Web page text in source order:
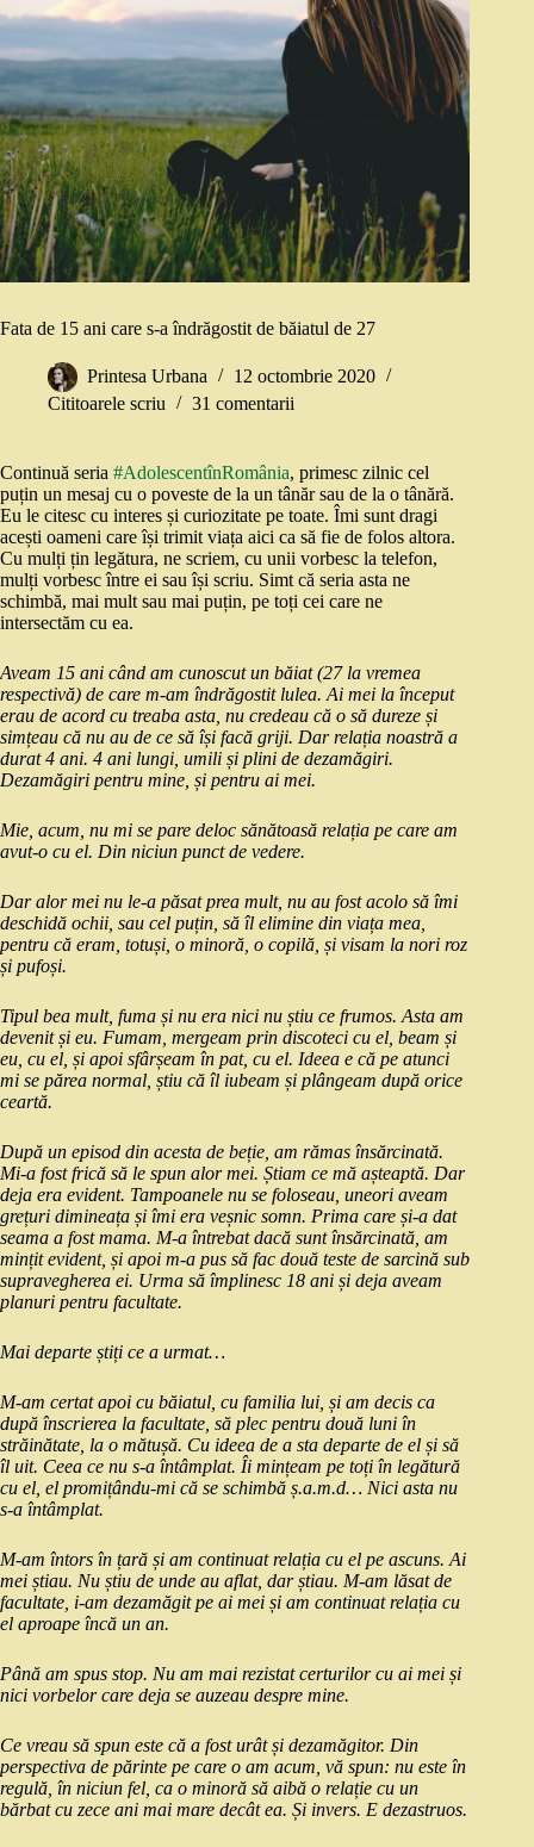
Fata de 15 ani care s-a îndrăgostit de băiatul de 27
Printesa Urbana
12 octombrie 2020
Cititoarele scriu
31 comentarii
Continuă seria #AdolescentînRomânia, primesc zilnic cel
puțin un mesaj cu o poveste de la un tânăr sau de la o tânără.
Eu le citesc cu interes și curiozitate pe toate. Îmi sunt dragi
acești oameni care își trimit viața aici ca să fie de folos altora.
Cu mulți țin legătura, ne scriem, cu unii vorbesc la telefon,
mulți vorbesc între ei sau își scriu. Simt că seria asta ne
schimbă, mai mult sau mai puțin, pe toți cei care ne
intersectăm cu ea.
Aveam 15 ani când am cunoscut un băiat (27 la vremea
respectivă) de care m-am îndrăgostit lulea. Ai mei la început
erau de acord cu treaba asta, nu credeau că o să dureze și
simțeau că nu au de ce să își facă griji. Dar relația noastră a
durat 4 ani. 4 ani lungi, umili și plini de dezamăgiri.
Dezamăgiri pentru mine, și pentru ai mei.
Mie, acum, nu mi se pare deloc sănătoasă relația pe care am
avut-o cu el. Din niciun punct de vedere.
Dar alor mei nu le-a păsat prea mult, nu au fost acolo să îmi
deschidă ochii, sau cel puțin, să îl elimine din viața mea,
pentru că eram, totuși, o minoră, o copilă, și visam la nori roz
și pufoși.
Tipul bea mult, fuma și nu era nici nu știu ce frumos. Asta am
devenit și eu. Fumam, mergeam prin discoteci cu el, beam și
eu, cu el, și apoi sfârșeam în pat, cu el. Ideea e că pe atunci
mi se părea normal, știu că îl iubeam și plângeam după orice
ceartă.
După un episod din acesta de beție, am rămas însărcinată.
Mi-a fost frică să le spun alor mei. Știam ce mă așteaptă. Dar
deja era evident. Tampoanele nu se foloseau, uneori aveam
grețuri dimineața și îmi era veșnic somn. Prima care și-a dat
seama a fost mama. M-a întrebat dacă sunt însărcinată, am
mințit evident, și apoi m-a pus să fac două teste de sarcină sub
supravegherea ei. Urma să împlinesc 18 ani și deja aveam
planuri pentru facultate.
Mai departe știți ce a urmat…
M-am certat apoi cu băiatul, cu familia lui, și am decis ca
după înscrierea la facultate, să plec pentru două luni în
străinătate, la o mătușă. Cu ideea de a sta departe de el și să
îl uit. Ceea ce nu s-a întâmplat. Îi mințeam pe toți în legătură
cu el, el promițându-mi că se schimbă ș.a.m.d… Nici asta nu
s-a întâmplat.
M-am întors în țară și am continuat relația cu el pe ascuns. Ai
mei știau. Nu știu de unde au aflat, dar știau. M-am lăsat de
facultate, i-am dezamăgit pe ai mei și am continuat relația cu
el aproape încă un an.
Până am spus stop. Nu am mai rezistat certurilor cu ai mei și
nici vorbelor care deja se auzeau despre mine.
Ce vreau să spun este că a fost urât și dezamăgitor. Din
perspectiva de părinte pe care o am acum, vă spun: nu este în
regulă, în niciun fel, ca o minoră să aibă o relație cu un
bărbat cu zece ani mai mare decât ea. Și invers. E dezastruos.